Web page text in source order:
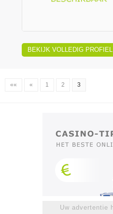
BEKIJK VOLLEDIG PROFIEL
«« « 1 2 3
Uw advertentie